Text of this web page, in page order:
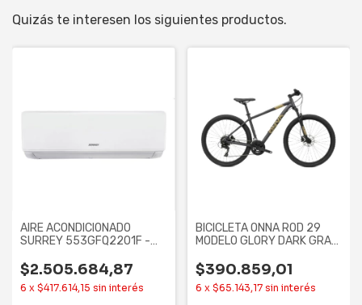
Quizás te interesen los siguientes productos.
AIRE ACONDICIONADO
SURREY 553GFQ2201F -
$2.505.684,87
6 x $417.614,15 sin interés
BICICLETA ONNA ROD 29
MODELO GLORY DARK GRAY
$390.859,01
6 x $65.143,17 sin interés